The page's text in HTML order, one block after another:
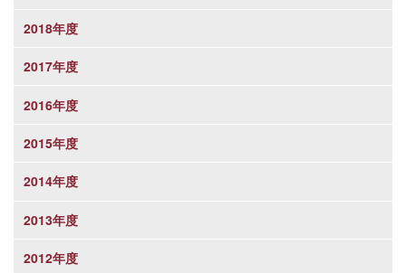
2018年度
2017年度
2016年度
2015年度
2014年度
2013年度
2012年度